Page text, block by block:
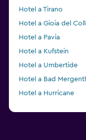
Hotel a Tirano
Hotel a Gioia del
Hotel a Pavia
Hotel a Kufstein
Hotel a Umbertide
Hotel a Bad
Hotel a Hurricane